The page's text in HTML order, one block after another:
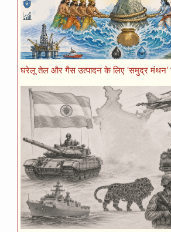
घरेलू तेल और गैस उत्पादन के लिए ‘समुद्र मंथन’